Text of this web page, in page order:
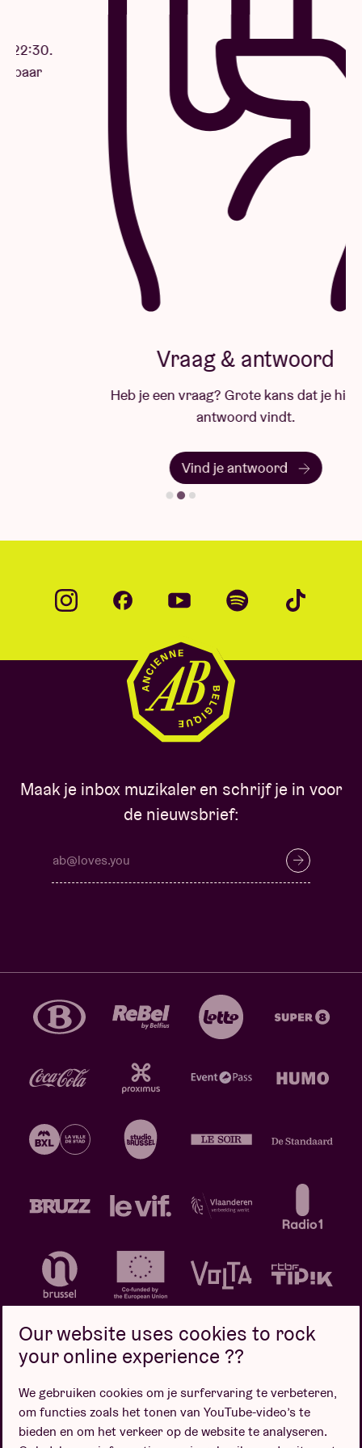
via email no later than three days (3) prior to the
concert. If you do not receive this email three days
info@237global.com
packages and contents are non-transferable; no
refunds or exchanges; all sales are final. All VIP
package items and experiences are subject to
change. Please note that the information provided at
the time of purchase (e-mail and mailing address) is
the same information that will be utilized for
individual contact requirements where applicable.
237 Global, the artist, tour, promoter, ticketing
company, venue or any other affiliated parties are
not responsible for outdated or inaccurate
information provided by the consumer at the time of
VIP package elements, or have not received your
package information within three days (3) of the
concert date, please emailinfo@237global.com.
Vraag & antwoord
Heb je een vraag? Grote kans dat je hier het
antwoord vindt.
Vind je antwoord
Maak je inbox muzikaler en schrijf je in voor
de nieuwsbrief:
Privacybeleid Cookiebeleid
Verkoopsvoorwaarden
Design door
Our website uses cookies to rock
your online experience ??
We gebruiken cookies om je surfervaring te verbeteren,
om functies zoals het tonen van YouTube-video’s te
bieden en om het verkeer op de website te analyseren.